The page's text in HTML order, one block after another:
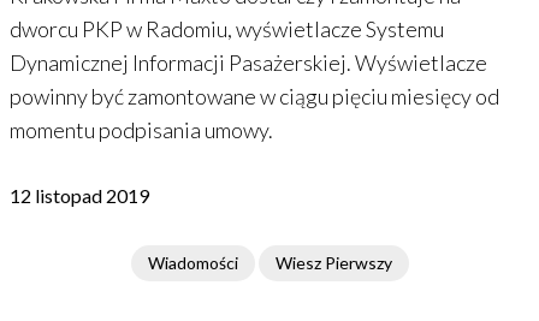
dworcu PKP w Radomiu, wyświetlacze Systemu
Dynamicznej Informacji Pasażerskiej. Wyświetlacze
powinny być zamontowane w ciągu pięciu miesięcy od
momentu podpisania umowy.
12 listopad 2019
Wiadomości Wiesz Pierwszy